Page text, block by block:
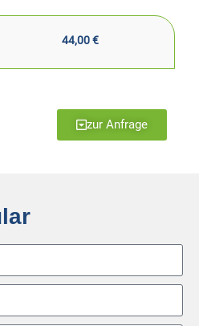
44,00€
zur Anfrage